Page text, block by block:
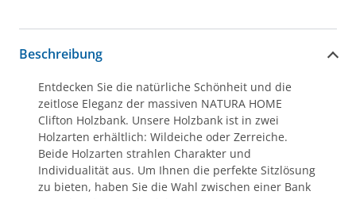
Beschreibung
Entdecken Sie die natürliche Schönheit und die
zeitlose Eleganz der massiven NATURA HOME
Clifton Holzbank. Unsere Holzbank ist in zwei
Holzarten erhältlich: Wildeiche oder Zerreiche.
Beide Holzarten strahlen Charakter und
Individualität aus. Um Ihnen die perfekte Sitzlösung
zu bieten, haben Sie die Wahl zwischen einer Bank